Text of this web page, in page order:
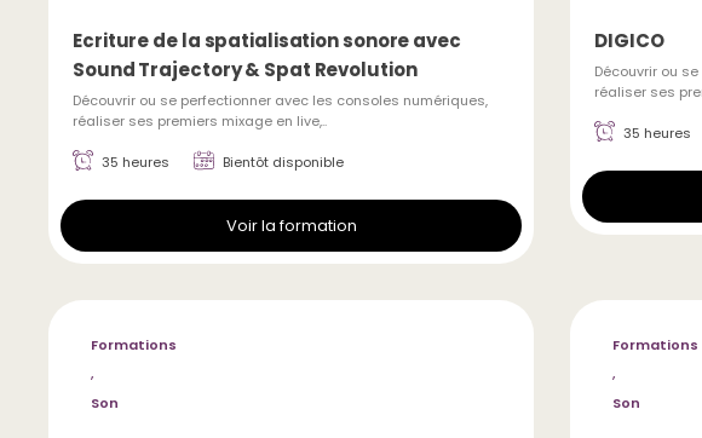
Ecriture de la spatialisation sonore avec
Sound Trajectory & Spat Revolution
Découvrir ou se perfectionner avec les consoles numériques,
réaliser ses premiers mixage en live,..
35 heures Bientôt disponible
Voir la formation
DIGICO
Découvrir ou
réaliser ses
35 heures
Formations
,
Son
Formations
,
Son